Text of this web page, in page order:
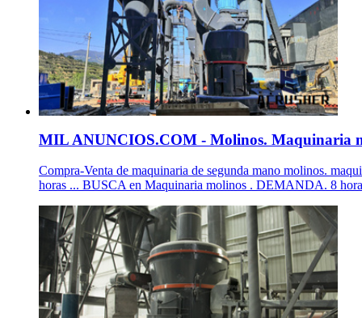
MIL ANUNCIOS.COM - Molinos. Maquinaria
Compra-Venta de maquinaria de segunda mano molinos.
horas ... BUSCA en Maquinaria molinos . DEMANDA. 8